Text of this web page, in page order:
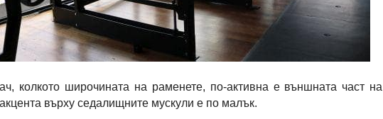
колкото широчината на раменете, по-активна е външната част на
върху седалищните мускули е по малък.